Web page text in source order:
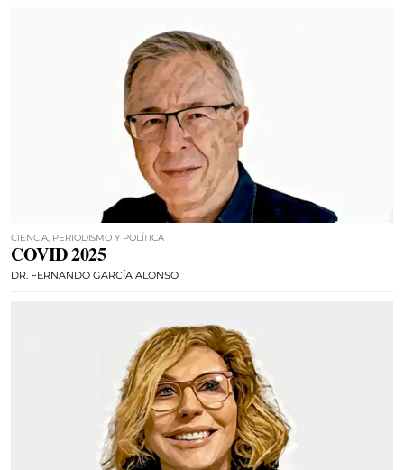
CIENCIA, PERIODISMO Y POLÍTICA
COVID 2025
DR. FERNANDO GARCÍA ALONSO